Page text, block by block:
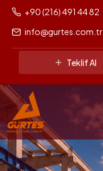
+90 (216) 491 44 82
info@gurtes.com.tr
Teklif Al